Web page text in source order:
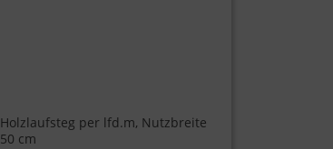
Holzlaufsteg per lfd.m, Nutzbreite
50 cm